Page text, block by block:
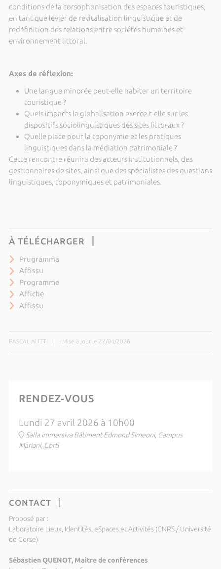
conditions de la corsophonisation des espaces touristiques,
en tant que levier de revitalisation linguistique et de
redéfinition des relations entre sociétés humaines et
environnement littoral.
Axes de réflexion:
Une langue minorée peut-elle habiter un territoire
touristique ?
Quels impacts la globalisation exerce-t-elle sur les
dispositifs sociolinguistiques des sites littoraux ?
Quelle place pour la toponymie et les pratiques
linguistiques dans la médiation patrimoniale ?
Cette rencontre réunira des acteurs institutionnels, des
gestionnaires de sites, ainsi que des spécialistes des questions
linguistiques, toponymiques et patrimoniales.
À TÉLÉCHARGER
Prugramma
Affissu
Programme
Affiche
Affissu
PASCAL ALITTI Mise à jour le 22/04/2026
RENDEZ-VOUS
Lundi 27 avril 2026 à 10h00
Salla immersiva Bâtiment Edmond Simeoni, Campus
Mariani, Corti
CONTACT
Proposé par :
Laboratoire Lieux, Identités, eSpaces et Activités (CNRS / Université
de Corse)
Sébastien QUENOT, Maitre de conférences